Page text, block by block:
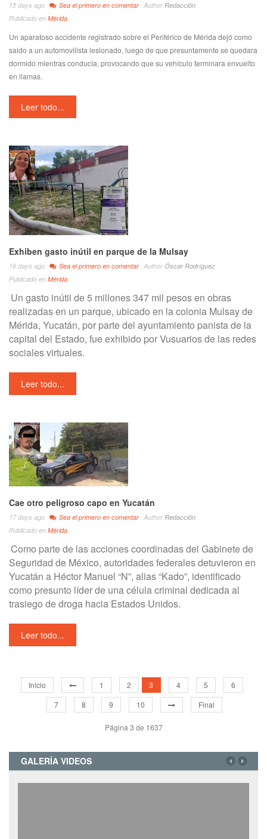
15 days ago Sea el primero en comentar Author Redacción
Publicado en Mérida
Un aparatoso accidente registrado sobre el Periférico de Mérida dejó como
saldo a un automovilista lesionado, luego de que presuntamente se quedara
dormido mientras conducía, provocando que su vehículo terminara envuelto
en llamas.
Leer todo...
Exhiben gasto inútil en parque de la Mulsay
16 days ago Sea el primero en comentar Author Óscar Rodríguez
Publicado en Mérida
Un gasto inútil de 5 millones 347 mil pesos en obras
realizadas en un parque, ubicado en la colonia Mulsay de
Mérida, Yucatán, por parte del ayuntamiento panista de la
capital del Estado, fue exhibido por Vusuarios de las redes
sociales virtuales.
Leer todo...
Cae otro peligroso capo en Yucatán
17 days ago Sea el primero en comentar Author Redacción
Publicado en Mérida
Como parte de las acciones coordinadas del Gabinete de
Seguridad de México, autoridades federales detuvieron en
Yucatán a Héctor Manuel “N”, alias “Kado”, identificado
como presunto líder de una célula criminal dedicada al
trasiego de droga hacia Estados Unidos.
Leer todo...
Inicio 1 2 3 4 5
6
7
8 9 10 Final
Página 3 de 1637
GALERÍA VIDEOS